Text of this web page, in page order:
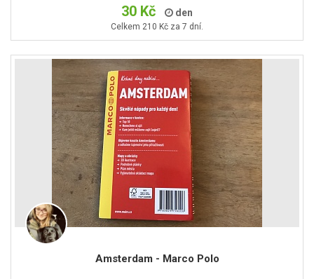
30 Kč den
Celkem 210 Kč za 7 dní.
Amsterdam - Marco Polo